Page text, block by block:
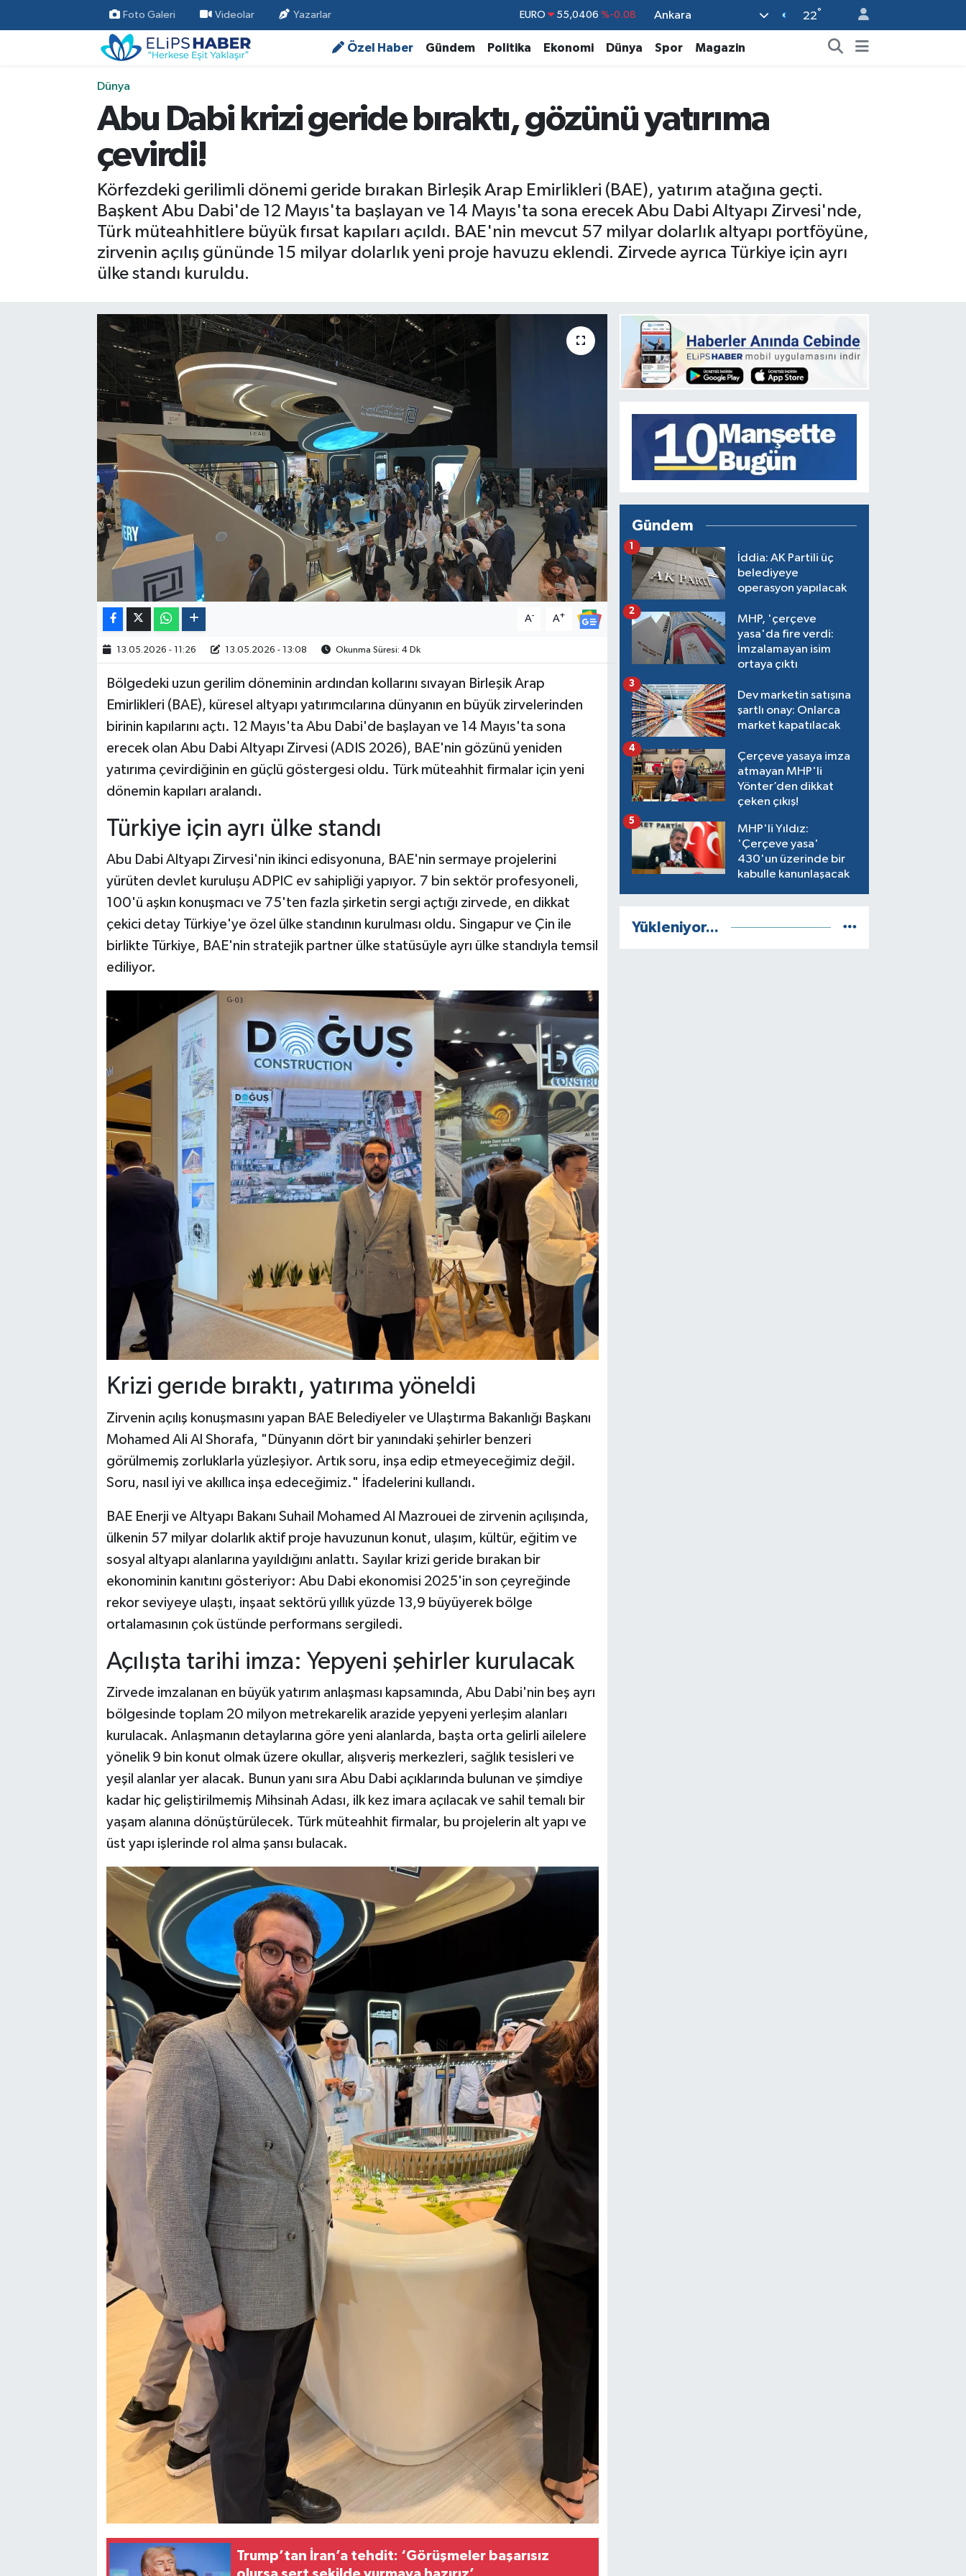
Foto Galeri Videolar Yazarlar STERLİN 64,2143 %0
GRAM ALTIN 6500.87 %0.12
DOLAR 47,6704
Ankara 22°
Özel Haber Gündem Politika Ekonomi Dünya Spor Magazin
Dünya
Abu Dabi krizi geride bıraktı, gözünü yatırıma
çevirdi!
Körfezdeki gerilimli dönemi geride bırakan Birleşik Arap Emirlikleri (BAE), yatırım atağına geçti.
Başkent Abu Dabi'de 12 Mayıs'ta başlayan ve 14 Mayıs'ta sona erecek Abu Dabi Altyapı Zirvesi'nde,
Türk müteahhitlere büyük fırsat kapıları açıldı. BAE'nin mevcut 57 milyar dolarlık altyapı portföyüne,
zirvenin açılış gününde 15 milyar dolarlık yeni proje havuzu eklendi. Zirvede ayrıca Türkiye için ayrı
ülke standı kuruldu.
A- A+
13.05.2026 - 11:26 13.05.2026 - 13:08 Okunma Süresi: 4 Dk
Bölgedeki uzun gerilim döneminin ardından kollarını sıvayan Birleşik Arap
Emirlikleri (BAE), küresel altyapı yatırımcılarına dünyanın en büyük zirvelerinden
birinin kapılarını açtı. 12 Mayıs'ta Abu Dabi'de başlayan ve 14 Mayıs'ta sona
erecek olan Abu Dabi Altyapı Zirvesi (ADIS 2026), BAE'nin gözünü yeniden
yatırıma çevirdiğinin en güçlü göstergesi oldu. Türk müteahhit firmalar için yeni
dönemin kapıları aralandı.
Türkiye için ayrı ülke standı
Abu Dabi Altyapı Zirvesi'nin ikinci edisyonuna, BAE'nin sermaye projelerini
yürüten devlet kuruluşu ADPIC ev sahipliği yapıyor. 7 bin sektör profesyoneli,
100'ü aşkın konuşmacı ve 75'ten fazla şirketin sergi açtığı zirvede, en dikkat
çekici detay Türkiye'ye özel ülke standının kurulması oldu. Singapur ve Çin ile
birlikte Türkiye, BAE'nin stratejik partner ülke statüsüyle ayrı ülke standıyla temsil
ediliyor.
Krizi gerıde bıraktı, yatırıma yöneldi
Zirvenin açılış konuşmasını yapan BAE Belediyeler ve Ulaştırma Bakanlığı Başkanı
Mohamed Ali Al Shorafa, "Dünyanın dört bir yanındaki şehirler benzeri
görülmemiş zorluklarla yüzleşiyor. Artık soru, inşa edip etmeyeceğimiz değil.
Soru, nasıl iyi ve akıllıca inşa edeceğimiz." İfadelerini kullandı.
BAE Enerji ve Altyapı Bakanı Suhail Mohamed Al Mazrouei de zirvenin açılışında,
ülkenin 57 milyar dolarlık aktif proje havuzunun konut, ulaşım, kültür, eğitim ve
sosyal altyapı alanlarına yayıldığını anlattı. Sayılar krizi geride bırakan bir
ekonominin kanıtını gösteriyor: Abu Dabi ekonomisi 2025'in son çeyreğinde
rekor seviyeye ulaştı, inşaat sektörü yıllık yüzde 13,9 büyüyerek bölge
ortalamasının çok üstünde performans sergiledi.
Açılışta tarihi imza: Yepyeni şehirler kurulacak
Zirvede imzalanan en büyük yatırım anlaşması kapsamında, Abu Dabi'nin beş ayrı
bölgesinde toplam 20 milyon metrekarelik arazide yepyeni yerleşim alanları
kurulacak. Anlaşmanın detaylarına göre yeni alanlarda, başta orta gelirli ailelere
yönelik 9 bin konut olmak üzere okullar, alışveriş merkezleri, sağlık tesisleri ve
yeşil alanlar yer alacak. Bunun yanı sıra Abu Dabi açıklarında bulunan ve şimdiye
kadar hiç geliştirilmemiş Mihsinah Adası, ilk kez imara açılacak ve sahil temalı bir
yaşam alanına dönüştürülecek. Türk müteahhit firmalar, bu projelerin alt yapı ve
üst yapı işlerinde rol alma şansı bulacak.
Trump’tan İran’a tehdit: ‘Görüşmeler başarısız
Gündem
İddia: AK Partili üç
belediyeye
operasyon yapılacak
1
MHP, 'çerçeve
yasa'da fire verdi:
İmzalamayan isim
ortaya çıktı
2
Dev marketin satışına
şartlı onay: Onlarca
market kapatılacak
3
Çerçeve yasaya imza
atmayan MHP'li
Yönter’den dikkat
çeken çıkış!
4
MHP'li Yıldız:
'Çerçeve yasa'
430'un üzerinde bir
kabulle kanunlaşacak
5
Yükleniyor...
Özel Haber
Bilim - Teknoloji
Kültür - Sanat
Çalışma Hayatı
2024 Seçim Sonuçları
Nöbetçi Eczaneler
Hava Durumu
Trafik Durumu
Süper Lig Puan Durumu ve Fikstür
Son Dakika Haberleri